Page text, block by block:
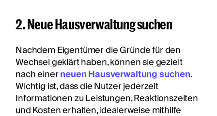
2. Neue Hausverwaltung suchen
Nachdem Eigentümer die Gründe für den
Wechsel geklärt haben, können sie gezielt
nach einerneuen Hausverwaltung suchen.
Wichtig ist, dass die Nutzer jederzeit
Informationen zu Leistungen, Reaktionszeiten
und Kosten erhalten, idealerweise mithilfe